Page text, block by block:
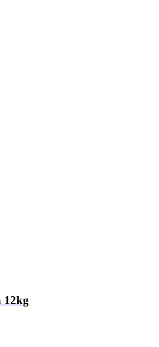
12kg